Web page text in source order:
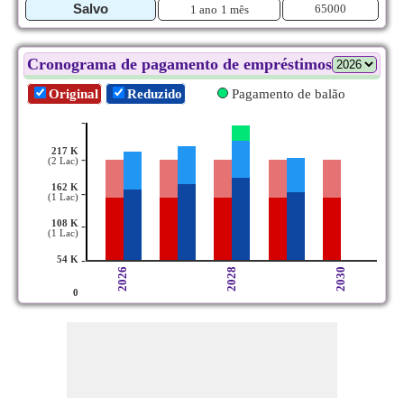
Salvo 1 ano 1 mês 65000
Cronograma de pagamento de empréstimos
Original Reduzido Pagamento de balão
217 K
(2 Lac)
162 K
(1 Lac)
108 K
(1 Lac)
54 K
0
-
-
-
-
-
2026 2028 2030